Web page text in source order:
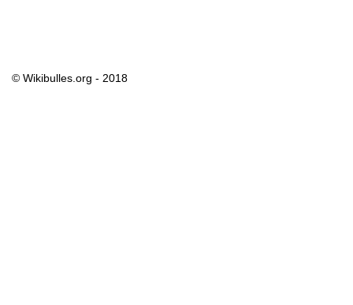
© Wikibulles.org - 2018